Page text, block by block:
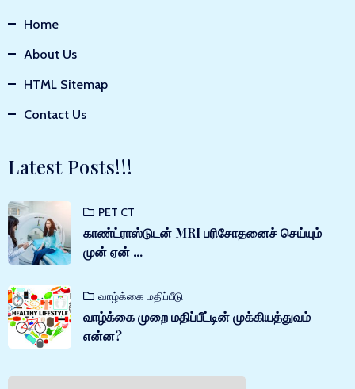
Home
About Us
HTML Sitemap
Contact Us
Latest Posts!!!
PET CT
காண்ட்ராஸ்டுடன் MRI பரிசோதனைச் செய்யும்
முன் ஏன் ...
வாழ்க்கை மதிப்பீடு
வாழ்க்கை முறை மதிப்பீட்டின் முக்கியத்துவம்
என்ன?